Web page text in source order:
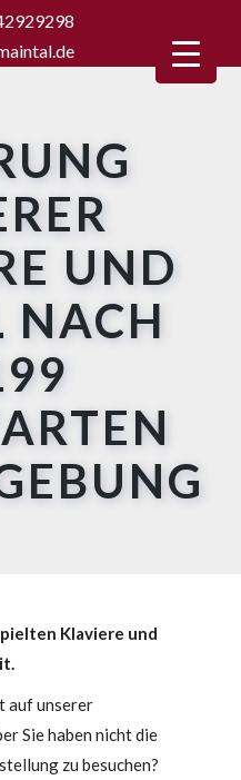
UND
NACH
Klaviere und
auf unserer
Sie haben nicht die
zu besuchen?